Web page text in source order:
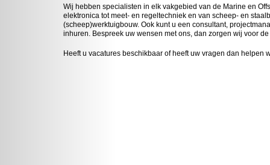
Wij hebben specialisten in elk vakgebied van de Marine en
elektronica tot meet- en regeltechniek en van scheep- en
(scheep)werktuigbouw. Ook kunt u een consultant,
inhuren. Bespreek uw wensen met ons, dan zorgen wij voor
Heeft u vacatures beschikbaar of heeft uw vragen dan helpen